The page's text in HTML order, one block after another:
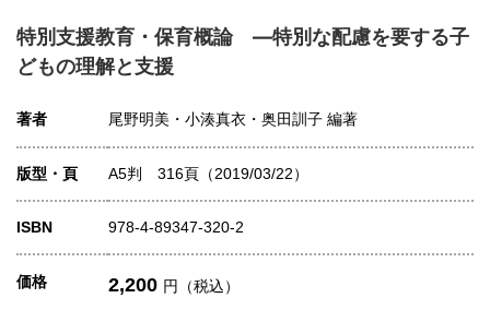
特別支援教育・保育概論 ―特別な配慮を要する子
どもの理解と支援
著者 尾野明美・小湊真衣・奥田訓子 編著
版型・頁 A5判 316頁（2019/03/22）
ISBN 978-4-89347-320-2
価格 2,200 円（税込）